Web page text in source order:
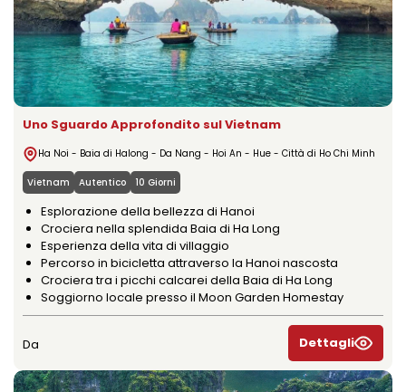
Uno Sguardo Approfondito sul Vietnam
Ha Noi - Baia di Halong - Da Nang - Hoi An - Hue - Città di Ho Chi Minh
Vietnam Autentico 10 Giorni
Esplorazione della bellezza di Hanoi
Crociera nella splendida Baia di Ha Long
Esperienza della vita di villaggio
Percorso in bicicletta attraverso la Hanoi nascosta
Crociera tra i picchi calcarei della Baia di Ha Long
Soggiorno locale presso il Moon Garden Homestay
Da Dettagli